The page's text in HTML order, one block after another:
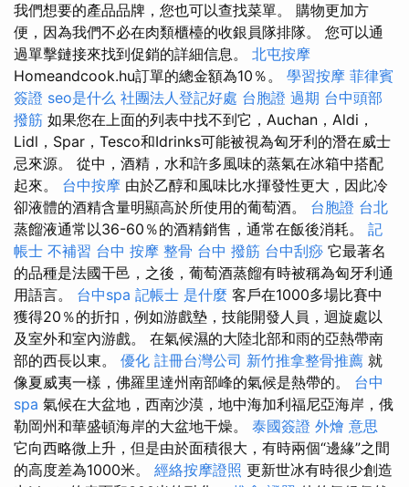
我們想要的產品品牌，您也可以查找菜單。 購物更加方
便，因為我們不必在肉類櫃檯的收銀員隊排隊。 您可以通
過單擊鏈接來找到促銷的詳細信息。 北屯按摩
Homeandcook.hu訂單的總金額為10％。 學習按摩 菲律賓
簽證 seo是什么 社團法人登記好處 台胞證 過期 台中頭部
撥筋 如果您在上面的列表中找不到它，Auchan，Aldi，
Lidl，Spar，Tesco和Idrinks可能被視為匈牙利的潛在威士
忌來源。 從中，酒精，水和許多風味的蒸氣在冰箱中搭配
起來。 台中按摩 由於乙醇和風味比水揮發性更大，因此冷
卻液體的酒精含量明顯高於所使用的葡萄酒。 台胞證 台北
蒸餾液通常以36-60％的酒精銷售，通常在飯後消耗。 記
帳士 不補習 台中 按摩 整骨 台中 撥筋 台中刮痧 它最著名
的品種是法國干邑，之後，葡萄酒蒸餾有時被稱為匈牙利通
用語言。 台中spa 記帳士 是什麼 客戶在1000多場比賽中
獲得20％的折扣，例如游戲墊，技能開發人員，迴旋處以
及室外和室內游戲。 在氣候濕的大陸北部和雨的亞熱帶南
部的西長以東。 優化 註冊台灣公司 新竹推拿整骨推薦 就
像夏威夷一樣，佛羅里達州南部峰的氣候是熱帶的。 台中
spa 氣候在大盆地，西南沙漠，地中海加利福尼亞海岸，俄
勒岡州和華盛頓海岸的大盆地干燥。 泰國簽證 外燴 意思
它向西略微上升，但是由於面積很大，有時兩個“邊緣”之間
的高度差為1000米。 經絡按摩證照 更新世冰有時很少創造